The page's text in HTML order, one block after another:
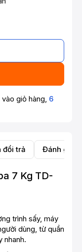
giỏ hàng, 6
đổi trả Đánh giá
7 Kg TD-
trình sấy, máy
dùng, từ quần
nhanh.